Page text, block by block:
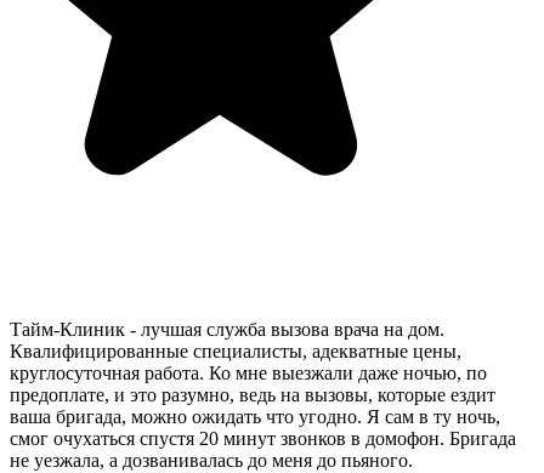
Тайм-Клиник - лучшая служба вызова врача на дом.
Квалифицированные специалисты, адекватные цены,
круглосуточная работа. Ко мне выезжали даже ночью, по
предоплате, и это разумно, ведь на вызовы, которые ездит
ваша бригада, можно ожидать что угодно. Я сам в ту ночь,
смог очухаться спустя 20 минут звонков в домофон. Бригада
не уезжала, а дозванивалась до меня до пьяного.